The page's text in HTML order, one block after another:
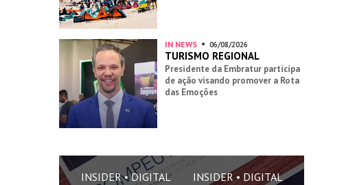
IN NEWS 06/08/2026
TURISMO REGIONAL
Presidente da Embratur participa
de ação visando promover a Rota
das Emoções
INSIDER • DIGITAL INSIDER • DIGITAL